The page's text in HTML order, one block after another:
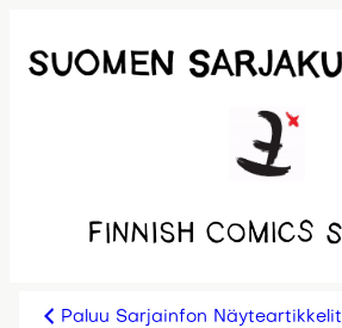
sisältöön
Paluu Sarjainfon Näyteartikkelit